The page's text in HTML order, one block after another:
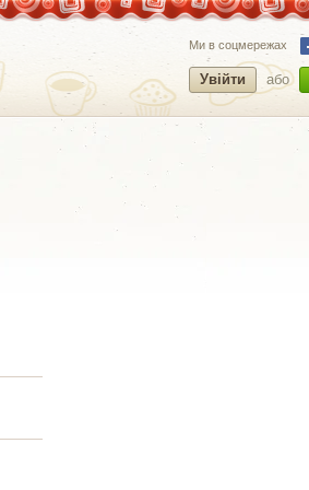
Ми в соцмережах
Увійти або